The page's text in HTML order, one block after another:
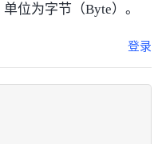
单位为字节（Byte）。
登录